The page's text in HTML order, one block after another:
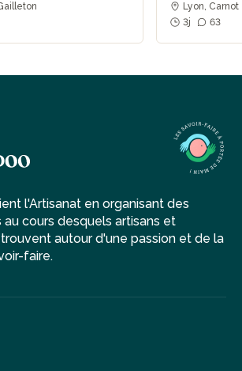
Lyon,
3j
63
l'Artisanat en organisant des
cours desquels artisans et
autour d'une passion et de la
faire.